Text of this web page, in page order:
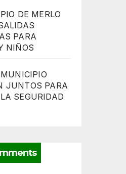
DE MERLO
PARA
NIÑOS
JUNTOS PARA
SEGURIDAD